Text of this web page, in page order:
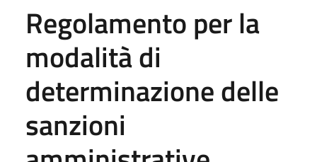
Regolamento per la
modalità di
determinazione delle
sanzioni